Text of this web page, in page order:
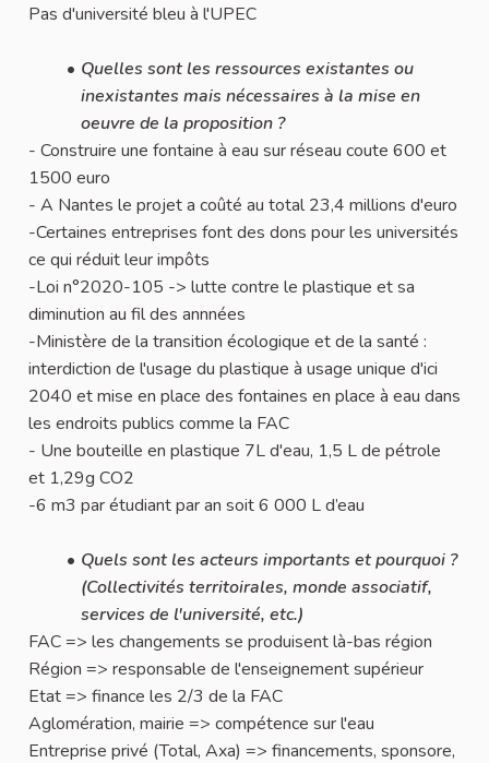
Pas d'université bleu à l'UPEC
Quelles sont les ressources existantes ou
inexistantes mais nécessaires à la mise en
oeuvre de la proposition ?
- Construire une fontaine à eau sur réseau coute 600 et
1500 euro
- A Nantes le projet a coûté au total 23,4 millions d'euro
-Certaines entreprises font des dons pour les universités
ce qui réduit leur impôts
-Loi n°2020-105 -> lutte contre le plastique et sa
diminution au fil des annnées
-Ministère de la transition écologique et de la santé :
interdiction de l'usage du plastique à usage unique d'ici
2040 et mise en place des fontaines en place à eau dans
les endroits publics comme la FAC
- Une bouteille en plastique 7L d'eau, 1,5 L de pétrole
et 1,29g CO2
-6 m3 par étudiant par an soit 6 000 L d’eau
Quels sont les acteurs importants et pourquoi ?
(Collectivités territoirales, monde associatif,
services de l'université, etc.)
FAC => les changements se produisent là-bas région
Région => responsable de l'enseignement supérieur
Etat => finance les 2/3 de la FAC
Aglomération, mairie => compétence sur l'eau
Entreprise privé (Total, Axa) => financements, sponsore,